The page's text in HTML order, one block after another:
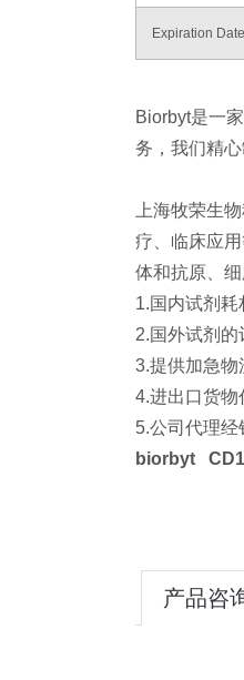
Expiration Date
Biorbyt是一
务，我们精
上海牧荣生
疗、临床应
体和抗原、
1.国内试剂
2.国外试剂
3.提供加急物
4.进出口货物
5.公司代理
biorbyt
产品咨